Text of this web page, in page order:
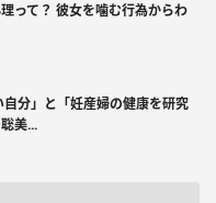
って？ 彼女を噛む行為からわ
自分」と「妊産婦の健康を研究
美...